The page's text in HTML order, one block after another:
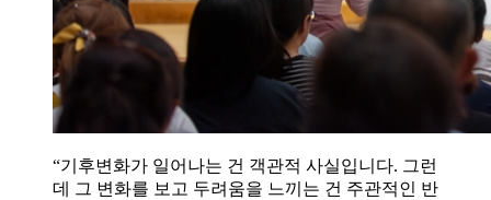
“기후변화가 일어나는 건 객관적 사실입니다. 그런
데 그 변화를 보고 두려움을 느끼는 건 주관적인 반